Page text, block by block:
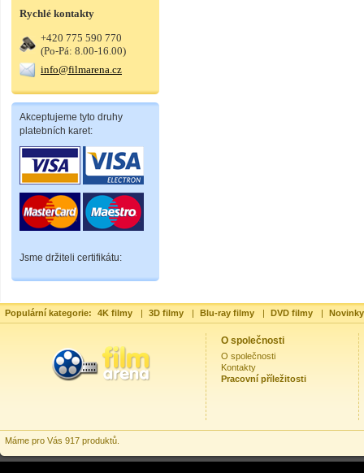
Rychlé kontakty
+420 775 590 770
(Po-Pá: 8.00-16.00)
info@filmarena.cz
Akceptujeme tyto druhy
platebních karet:
Jsme držiteli certifikátu:
Populární kategorie: 4K filmy | 3D filmy | Blu-ray filmy | DVD filmy |
O společnosti
O společnosti
Kontakty
Pracovní příležitosti
Máme pro Vás 917 produktů.